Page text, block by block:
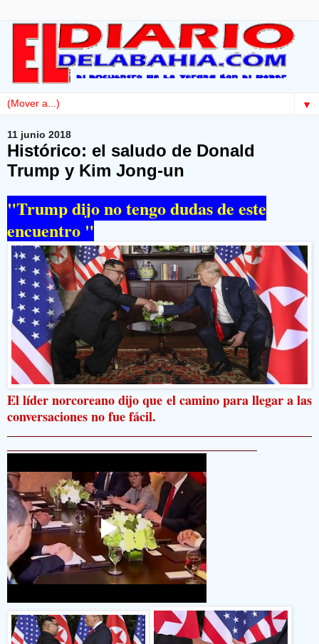
▼
11 junio 2018
Histórico: el saludo de Donald
Trump y Kim Jong-un
"Trump dijo no tengo dudas de este
encuentro "
El líder norcoreano dijo que el camino para llegar a las
conversaciones no fue fácil.